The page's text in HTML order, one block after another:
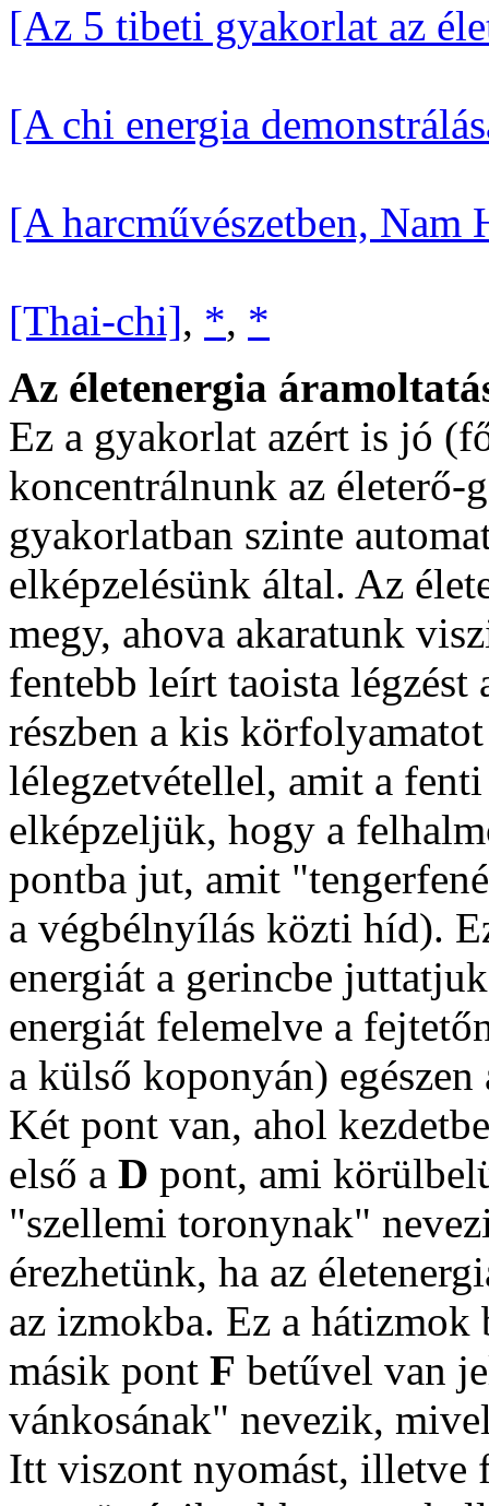
[Az 5 tibeti gyakorlat az
[A chi energia
[A harcművészetben, Nam
[Thai-chi], *, *
Az életenergia
Ez a gyakorlat azért is jó
koncentrálnunk az életerő-
gyakorlatban szinte
elképzelésünk által. Az
megy, ahova akaratunk
fentebb leírt taoista
részben a kis
lélegzetvétellel, amit a
elképzeljük, hogy a
pontba jut, amit
a végbélnyílás közti híd).
energiát a gerincbe
energiát felemelve a
a külső koponyán)
Két pont van, ahol
első a D pont, ami
"szellemi toronynak"
érezhetünk, ha az
az izmokba. Ez a
másik pont F betűvel van
vánkosának" nevezik,
Itt viszont nyomást, illetve